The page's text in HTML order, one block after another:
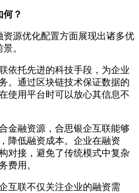
何？
源优化配置方面展现出诸多优
。
依托先进的科技手段，为企业
。通过区块链技术保证数据的
使用平台时可以放心其信息不
金融资源，合思银企互联能够
降低融资成本。企业在融资
对接，避免了传统模式中复杂
费用。
互联不仅关注企业的融资需